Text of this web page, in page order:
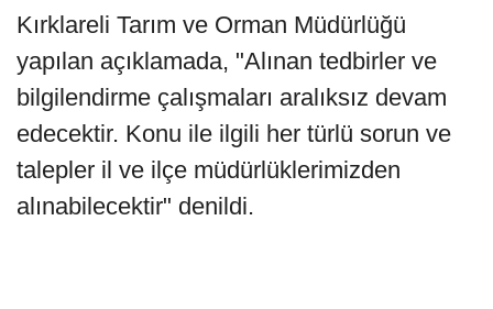
Kırklareli Tarım ve Orman Müdürlüğü
yapılan açıklamada, "Alınan tedbirler ve
bilgilendirme çalışmaları aralıksız devam
edecektir. Konu ile ilgili her türlü sorun ve
talepler il ve ilçe müdürlüklerimizden
alınabilecektir" denildi.